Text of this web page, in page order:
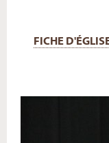
FICHE